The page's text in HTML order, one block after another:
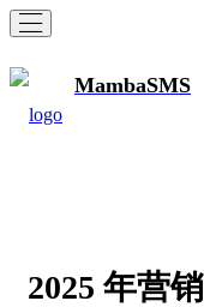
MambaSMS
2025 年营